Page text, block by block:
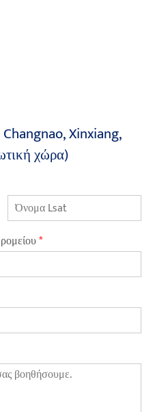
Xinxiang,
χώρα)
*